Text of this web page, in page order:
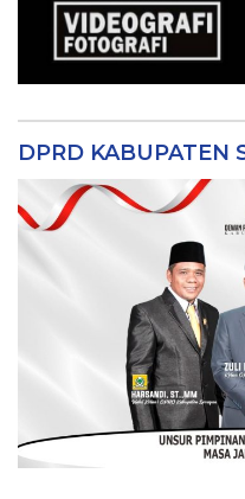
DPRD KABUPATEN